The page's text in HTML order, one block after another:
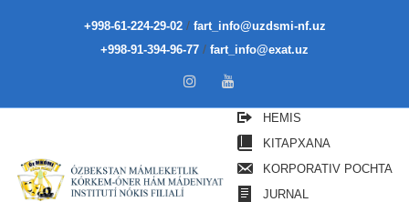
+998-61-224-29-02/ fart_info@uzdsmi-nf.uz
+998-91-394-96-77 / fart_info@exat.uz
HEMIS
KITAPXANA
KORPORATIV POCHTA
JURNAL